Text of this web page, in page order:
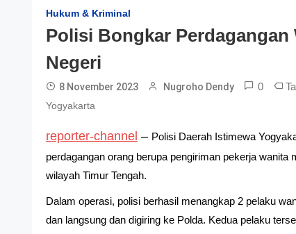
Hukum & Kriminal
Polisi Bongkar Perdagangan
Negeri
8 November 2023 Nugroho Dendy 0
Yogyakarta
reporter-channel – Polisi Daerah Istimewa
perdagangan orang berupa pengiriman pekerja wanita
wilayah Timur Tengah.
Dalam operasi, polisi berhasil menangkap 2 pelaku
dan langsung dan digiring ke Polda. Kedua pelaku